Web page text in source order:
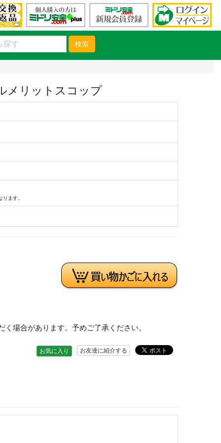
検索
メリットスコップ
ます。
場合があります。予めご了承ください。
お友達に紹介する
お気に入り